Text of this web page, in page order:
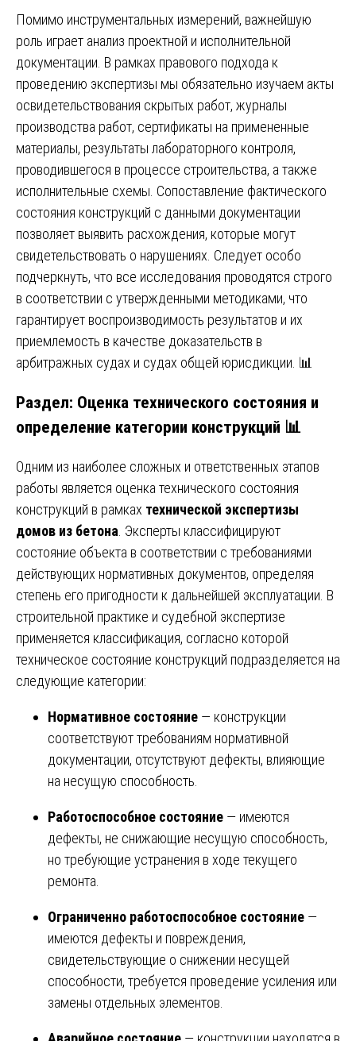
Помимо инструментальных измерений, важнейшую
роль играет анализ проектной и исполнительной
документации. В рамках правового подхода к
проведению экспертизы мы обязательно изучаем акты
освидетельствования скрытых работ, журналы
производства работ, сертификаты на примененные
материалы, результаты лабораторного контроля,
проводившегося в процессе строительства, а также
исполнительные схемы. Сопоставление фактического
состояния конструкций с данными документации
позволяет выявить расхождения, которые могут
свидетельствовать о нарушениях. Следует особо
подчеркнуть, что все исследования проводятся строго
в соответствии с утвержденными методиками, что
гарантирует воспроизводимость результатов и их
приемлемость в качестве доказательств в
арбитражных судах и судах общей юрисдикции. 📊
Раздел: Оценка технического состояния и
определение категории конструкций 📊
Одним из наиболее сложных и ответственных этапов
работы является оценка технического состояния
конструкций в рамках технической экспертизы
домов из бетона . Эксперты классифицируют
состояние объекта в соответствии с требованиями
действующих нормативных документов, определяя
степень его пригодности к дальнейшей эксплуатации. В
строительной практике и судебной экспертизе
применяется классификация, согласно которой
техническое состояние конструкций подразделяется на
следующие категории:
Нормативное состояние — конструкции
соответствуют требованиям нормативной
документации, отсутствуют дефекты, влияющие
на несущую способность.
Работоспособное состояние — имеются
дефекты, не снижающие несущую способность,
но требующие устранения в ходе текущего
ремонта.
Ограниченно работоспособное состояние —
имеются дефекты и повреждения,
свидетельствующие о снижении несущей
способности, требуется проведение усиления или
замены отдельных элементов.